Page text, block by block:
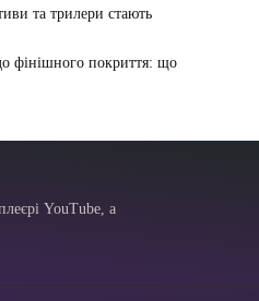
та трилери стають
фінішного покриття: що
YouTube, а